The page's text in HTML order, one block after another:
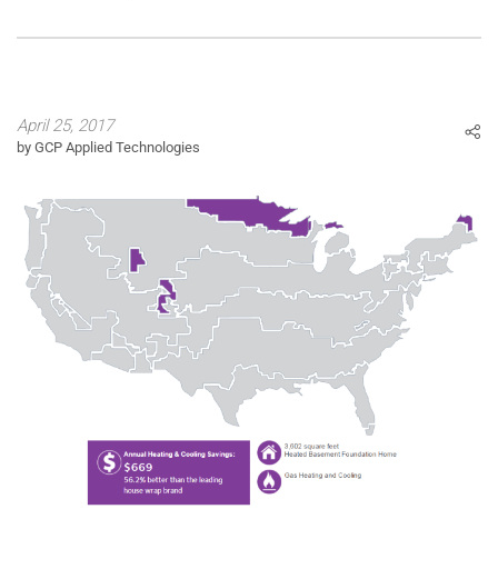
April 25, 2017
by GCP Applied Technologies